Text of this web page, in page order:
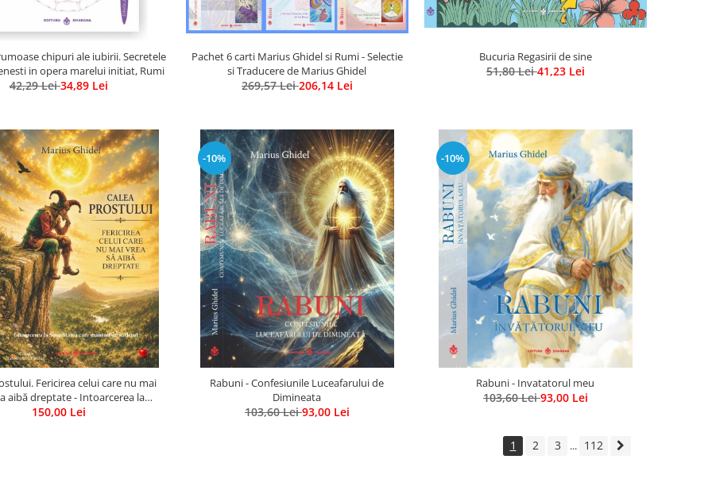
chipuri ale iubirii. Secretele
in opera marelui initiat, Rumi
42,29 Lei34,89 Lei
Pachet 6 carti Marius Ghidel si Rumi - Selectie
si Traducere de Marius Ghidel
269,57 Lei206,14 Lei
Bucuria Regasirii de sine
51,80 Lei41,23 Lei
Fericirea celui care nu mai
aibă dreptate - Intoarcerea la
care mantuieste sufletul
150,00 Lei
-10%
Rabuni - Confesiunile Luceafarului de
Dimineata
103,60 Lei93,00 Lei
-10%
Rabuni - Invatatorul meu
103,60 Lei93,00 Lei
1 2 3 ... 112